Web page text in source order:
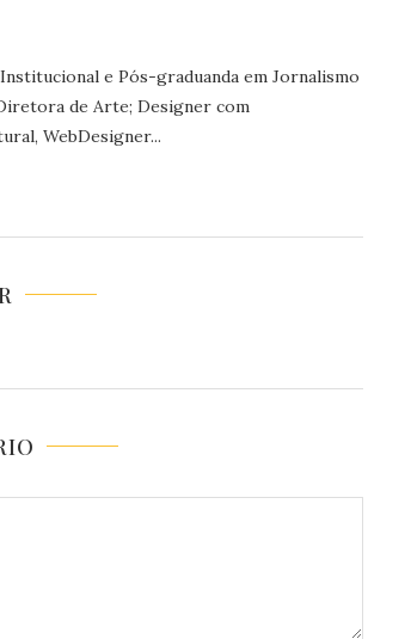
e Pós-graduanda em Jornalismo
de Arte; Designer com
WebDesigner...